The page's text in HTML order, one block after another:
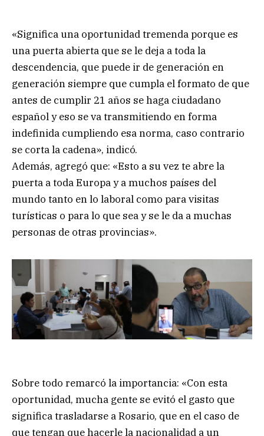
«Significa una oportunidad tremenda porque es
una puerta abierta que se le deja a toda la
descendencia, que puede ir de generación en
generación siempre que cumpla el formato de que
antes de cumplir 21 años se haga ciudadano
español y eso se va transmitiendo en forma
indefinida cumpliendo esa norma, caso contrario
se corta la cadena», indicó.
Además, agregó que: «Esto a su vez te abre la
puerta a toda Europa y a muchos países del
mundo tanto en lo laboral como para visitas
turísticas o para lo que sea y se le da a muchas
personas de otras provincias».
Sobre todo remarcó la importancia: «Con esta
oportunidad, mucha gente se evitó el gasto que
significa trasladarse a Rosario, que en el caso de
que tengan que hacerle la nacionalidad a un